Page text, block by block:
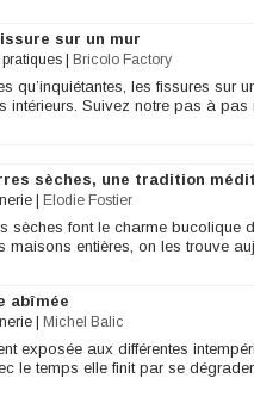
sur un mur
| Bricolo Factory
qu’inquiétantes, les fissures sur
intérieurs. Suivez notre pas à
sèches, une tradition
| Elodie Fostier
sèches font le charme bucolique
maisons entières, on les trouve
abîmée
| Michel Balic
exposée aux différentes
le temps elle finit par se